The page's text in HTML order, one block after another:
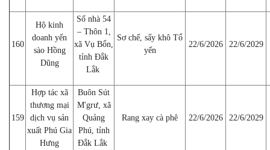
160
Hộ kinh
doanh yến
sào Hồng
Dũng
Số nhà 54
– Thôn 1,
xã Vụ Bổn,
tỉnh Đắk
Lắk
Sơ chế, sấy khô Tổ
yến
22/6/2026 22/6/2029
159
Hợp tác xã
thương mại
dịch vụ sản
xuất Phú Gia
Hưng
Buôn Sút
M'grư, xã
Quảng
Phú, tỉnh
Đắk Lắk
Rang xay cà phê 22/6/2026 22/6/2029